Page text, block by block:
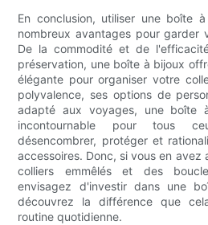
En conclusion, utiliser une boîte
nombreux avantages pour garder
De la commodité et de
préservation, une boîte à bijoux
élégante pour organiser votre
polyvalence, ses options de
adapté aux voyages, une boîte
incontournable pour tous
désencombrer, protéger et
accessoires. Donc, si vous en avez
colliers emmêlés et des
envisagez d'investir dans une
découvrez la différence que
routine quotidienne.